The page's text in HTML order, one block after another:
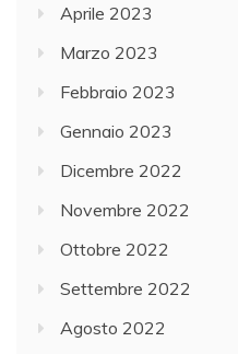
Aprile 2023
Marzo 2023
Febbraio 2023
Gennaio 2023
Dicembre 2022
Novembre 2022
Ottobre 2022
Settembre 2022
Agosto 2022